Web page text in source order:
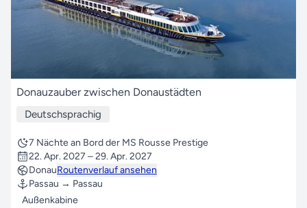
Donauzauber zwischen Donaustädten
Deutschsprachig
7 Nächte an Bord der MS Rousse Prestige
22. Apr. 2027 – 29. Apr. 2027
DonauRoutenverlauf ansehen
Passau → Passau
Außenkabine